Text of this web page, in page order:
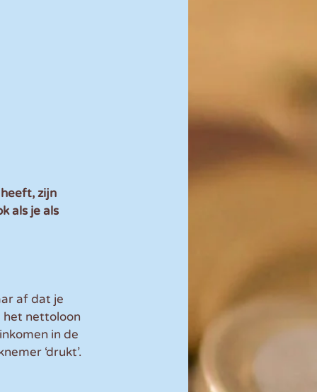
zijn
als je als
af dat je
het nettoloon
in de
‘drukt’.